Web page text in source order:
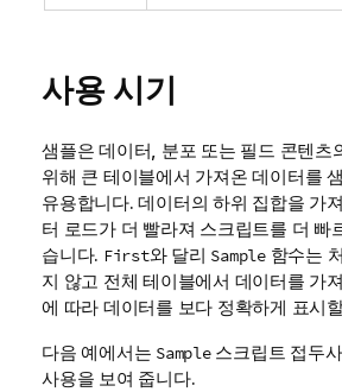
사용 시기
샘플은 데이터, 분포 또는 필드 콘텐츠
위해 큰 테이블에서 가져온 데이터를
유용합니다. 데이터의 하위 집합을 가
터 로드가 더 빨라져 스크립트를 더 빠
습니다. First와 달리 Sample함수는
지 않고 전체 테이블에서 데이터를 가
에 따라 데이터를 보다 정확하게 표시
다음 예에서는 Sample스크립트 접두
사용을 보여 줍니다.